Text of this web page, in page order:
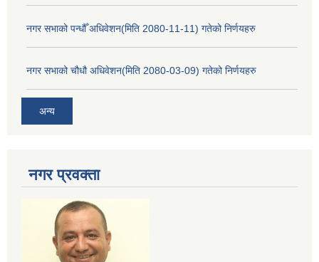
नगर सभाको पन्धौँ अधिवेशन(मिति 2080-11-11) गतेको निर्णयहरु
नगर सभाको चौधौ अधिवेशन(मिति 2080-03-09) गतेको निर्णयहरु
अन्य
नगर प्रव‌क्ता